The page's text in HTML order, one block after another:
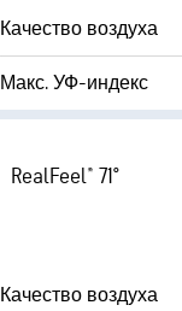
Качество воздуха
Макс. УФ-индекс
Index™
Облачность
Высота облаков
RealFeel® 71°
Качество воздуха